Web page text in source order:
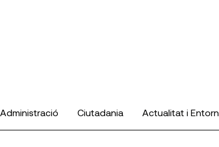
Administració Ciutadania Actualitat i Entorn